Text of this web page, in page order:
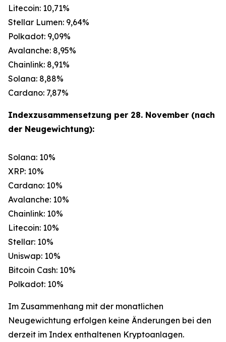
Litecoin: 10,71%
Stellar Lumen: 9,64%
Polkadot: 9,09%
Avalanche: 8,95%
Chainlink: 8,91%
Solana: 8,88%
Cardano: 7,87%
Indexzusammensetzung per 28. November (nach
der Neugewichtung):
Solana: 10%
XRP: 10%
Cardano: 10%
Avalanche: 10%
Chainlink: 10%
Litecoin: 10%
Stellar: 10%
Uniswap: 10%
Bitcoin Cash: 10%
Polkadot: 10%
Im Zusammenhang mit der monatlichen
Neugewichtung erfolgen keine Änderungen bei den
derzeit im Index enthaltenen Kryptoanlagen.